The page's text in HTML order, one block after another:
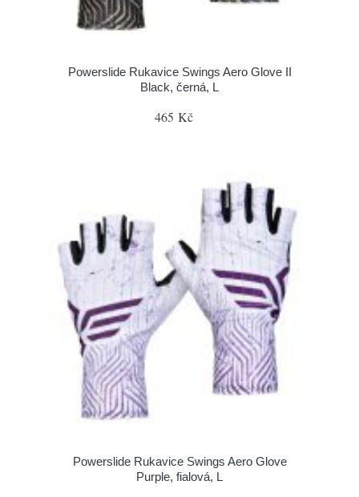
Powerslide Rukavice Swings Aero Glove II
Black, černá, L
465 Kč
Powerslide Rukavice Swings Aero Glove
Purple, fialová, L